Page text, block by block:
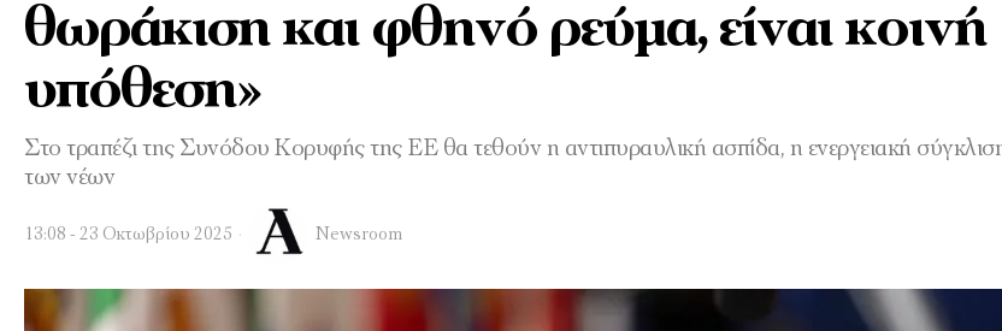
θωράκιση και φθηνό ρεύμα, είναι κοινή
υπόθεση»
Στο τραπέζι της Συνόδου Κορυφής της ΕΕ θα τεθούν η αντιπυραυλική ασπίδα, η ενεργειακή
των νέων
13:08 - 23 Οκτωβρίου 2025 Newsroom